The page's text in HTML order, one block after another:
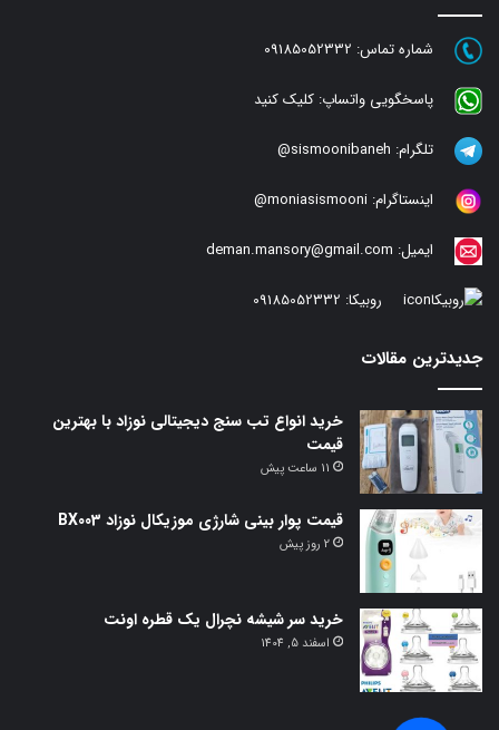
شماره تماس: 09185052332
پاسخگویی واتساپ: کلیک کنید
تلگرام: sismoonibaneh@
اینستاگرام: moniasismooni@
ایمیل: deman.mansory@gmail.com
روبیکا: 09185052332
جدیدترین مقالات
خرید انواع تب سنج دیجیتالی نوزاد با بهترین
قیمت
11 ساعت پیش
قیمت پوار بینی شارژی موزیکال نوزاد BX003
2 روز پیش
خرید سر شیشه نچرال یک قطره اونت
اسفند 5, 1404